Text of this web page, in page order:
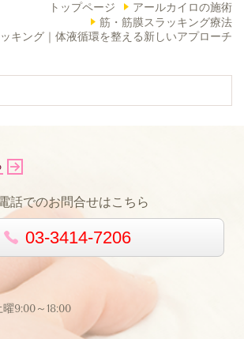
トップページ
アールカイロの施術
筋・筋膜スラッキング療法
キング｜体液循環を整える新しいアプローチ
話でのお問合せはこちら
03-3414-7206
9:00～18:00